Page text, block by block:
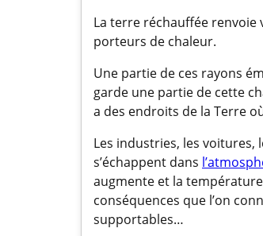
La terre réchauffée renvoie
porteurs de chaleur.
Une partie de ces rayons
garde une partie de cette
a des endroits de la Terre
Les industries, les voitures,
s’échappent dans
augmente et la
conséquences que l’on
supportables…